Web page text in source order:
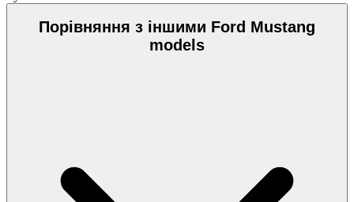
Порівняння з іншими Ford Mustang
models